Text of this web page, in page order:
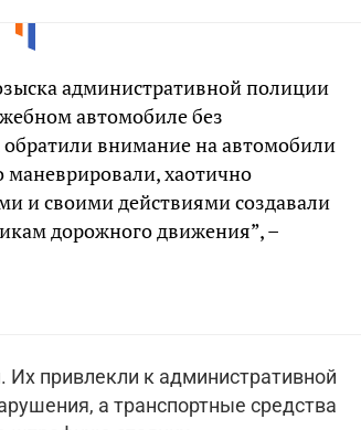
административной полиции
автомобиле без
обратили внимание на автомобили
маневрировали, хаотично
и своими действиями создавали
дорожного движения”, –
Их привлекли к административной
а транспортные средства